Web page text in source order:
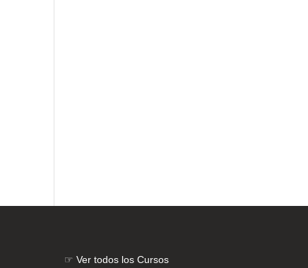
☞Ver todos los Cursos